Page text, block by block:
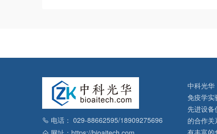
电话： 029-88662595/18909275696
中科光华
免疫学实
先进设
的合作
有丰富的